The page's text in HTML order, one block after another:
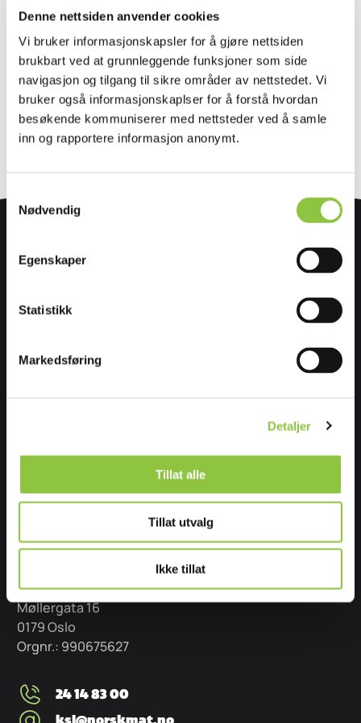
Denne nettsiden anvender cookies
Vi bruker informasjonskapsler for å gjøre nettsiden
brukbart ved at grunnleggende funksjoner som side
navigasjon og tilgang til sikre områder av nettstedet. Vi
bruker også informasjonskaplser for å forstå hvordan
besøkende kommuniserer med nettsteder ved å samle
inn og rapportere informasjon anonymt.
Nødvendig
Egenskaper
Statistikk
Markedsføring
Detaljer
Tillat alle
Tillat utvalg
Ikke tillat
KSL Landbruk
Under 1000 bønder gjør egenrevisjon på
papir
Stiftelsen Norsk Mat er en uavhengig stiftelse som
bidrar til økt mangfold, kvalitet og verdiskaping i
Personvernerklæring
Personvernerklæring – fagsystemer
KSL in english
Stiftelsen Norsk Mat
Møllergata 16
0179 Oslo
Orgnr.: 990675627
24 14 83 00